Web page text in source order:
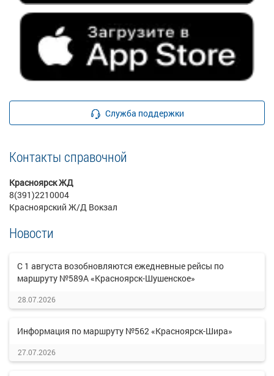
Служба поддержки
Контакты справочной
Красноярск ЖД
8(391)2210004
Красноярский Ж/Д Вокзал
Новости
С 1 августа возобновляются ежедневные рейсы по
маршруту №589А «Красноярск-Шушенское»
28.07.2026
Информация по маршруту №562 «Красноярск-Шира»
27.07.2026